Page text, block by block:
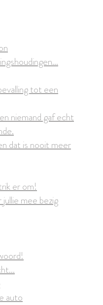
tot een
niemand gaf echt
dat is nooit meer
er om!
mee bezig
auto